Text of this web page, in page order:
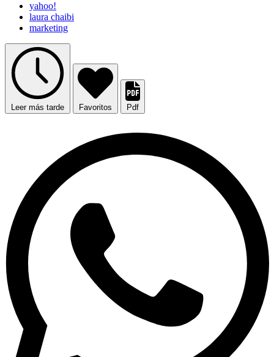
yahoo!
laura chaibi
marketing
Leer más tarde Favoritos Pdf